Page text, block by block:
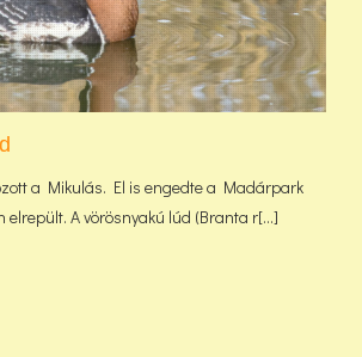
a Mikulás. El is engedte a Madárpark
elrepült. A vörösnyakú lúd (Branta r[...]